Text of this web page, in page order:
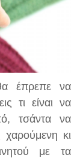
έπρεπε να
τι είναι να
τσάντα να
κι
με τα